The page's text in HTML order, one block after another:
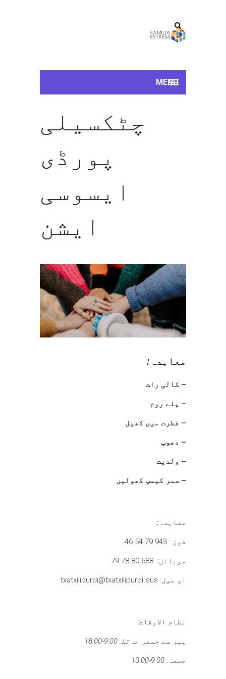
MENU
چٹکسیلی
پورڈی
ایسوسی
ایشن
معاہدہ :
– کالی رات
– پلے روم
– فطرت میں کھیل
– دھوپ
– ولدیت
– سمر کیمپ کھولیں
معاہدہ :
فون :
943 79 54 46
موبائل:
ای میل:
txatxilipurdi@txatxilipurdi.eus
نظام الاوقات:
پیر سے جمعرات تک: 9:00-18:00
جمعہ : 9:00-13:00